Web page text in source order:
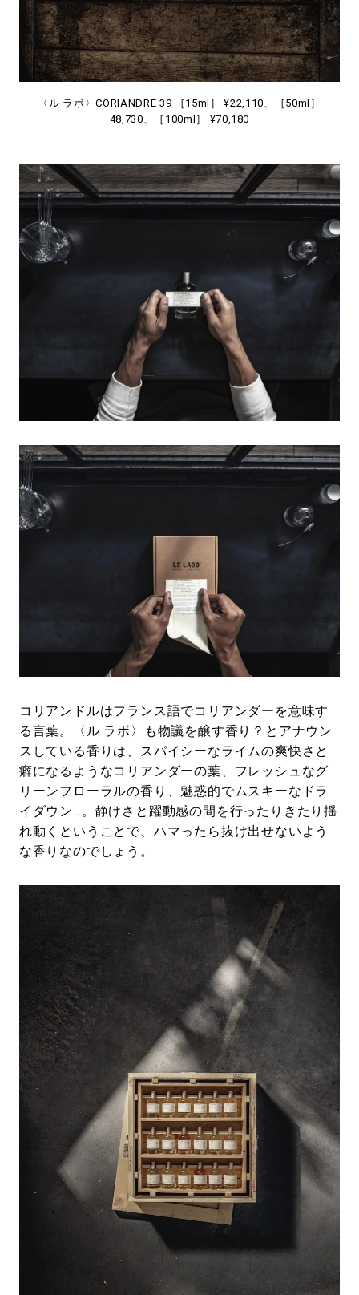
〈ル ラボ〉CORIANDRE 39 ［15ml］ ¥22,110、［50ml］
48,730、［100ml］ ¥70,180
コリアンドルはフランス語でコリアンダーを意味す
る言葉。〈ル ラボ〉も物議を醸す香り？とアナウン
スしている香りは、スパイシーなライムの爽快さと
癖になるようなコリアンダーの葉、フレッシュなグ
リーンフローラルの香り、魅惑的でムスキーなドラ
イダウン…。静けさと躍動感の間を行ったりきたり揺
れ動くということで、ハマったら抜け出せないよう
な香りなのでしょう。